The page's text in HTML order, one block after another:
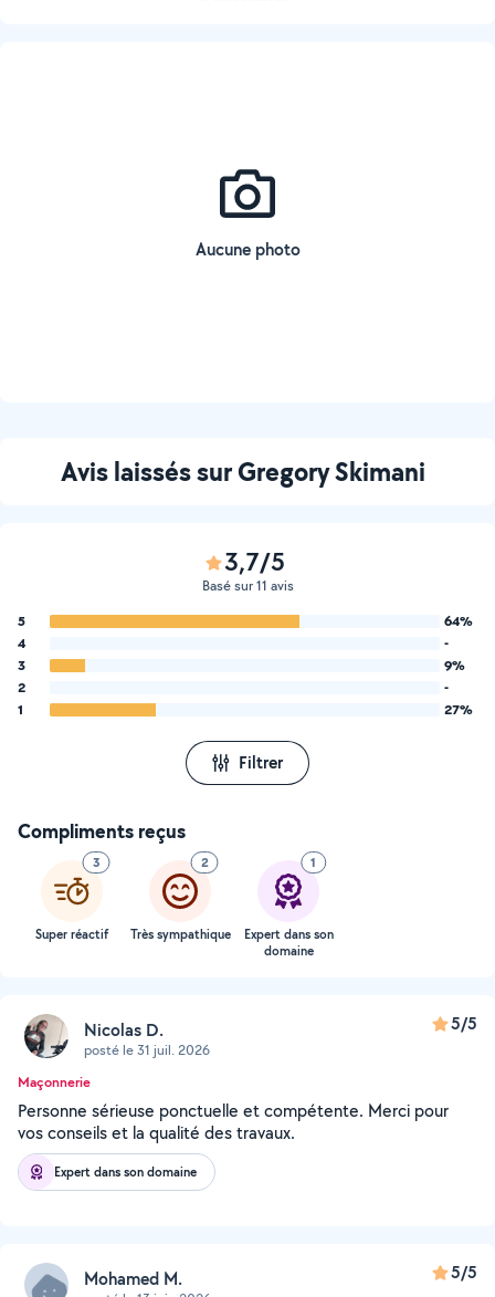
Aucune photo
Avis laissés sur Gregory Skimani
3,7/5
Basé sur 11 avis
5
64%
4
-
3
9%
2
-
1
27%
Filtrer
Compliments reçus
3
Super réactif
2
Très sympathique
1
Expert dans son
domaine
Nicolas D.
posté le 31 juil. 2026
5/5
Maçonnerie
Personne sérieuse ponctuelle et compétente. Merci pour
vos conseils et la qualité des travaux.
Expert dans son domaine
Mohamed M. 5/5